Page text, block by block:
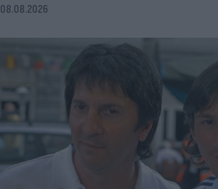
08.08.2026